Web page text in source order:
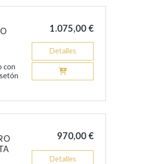
con
1.075,00 €
Detalles
970,00 €
Detalles